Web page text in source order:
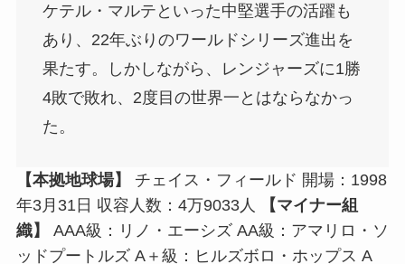
ケテル・マルテといった中堅選手の活躍も
あり、22年ぶりのワールドシリーズ進出を
果たす。しかしながら、レンジャーズに1勝
4敗で敗れ、2度目の世界一とはならなかっ
た。
【本拠地球場】
チェイス・フィールド 開場：1998
年3月31日 収容人数：4万9033人
【マイナー組
織】
AAA級：リノ・エーシズ AA級：アマリロ・ソ
ッドプートルズ A＋級：ヒルズボロ・ホップス A